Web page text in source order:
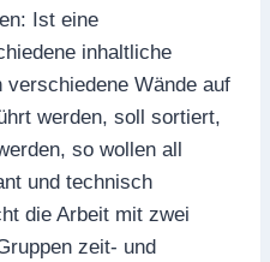
Ist eine
inhaltliche
Wände auf
werden, soll sortiert,
so wollen all
und technisch
die Arbeit mit zwei
zeit- und